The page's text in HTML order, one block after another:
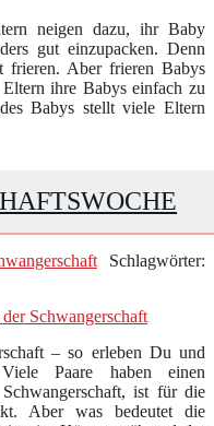
neigen dazu, ihr Baby
gut einzupacken. Denn
frieren. Aber frieren Babys
ihre Babys einfach zu
Babys stellt viele Eltern
Schlagwörter:
– so erleben Du und
Paare haben einen
ist für die
Aber was bedeutet die